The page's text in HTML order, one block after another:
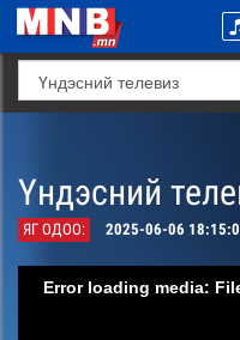
Үндэсний
ЯГ ОДОО: 2025-06-06
Error loading media: